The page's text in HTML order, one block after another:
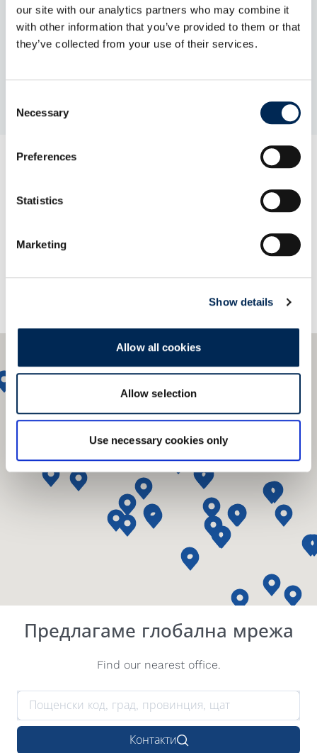
our site with our analytics partners who may combine it
with other information that you’ve provided to them or that
they’ve collected from your use of their services.
Selection
Necessary
Preferences
Statistics
Marketing
Show details
Allow all cookies
Allow selection
Use necessary cookies only
Предлагаме глобална мрежа
Find our nearest office.
Контакти